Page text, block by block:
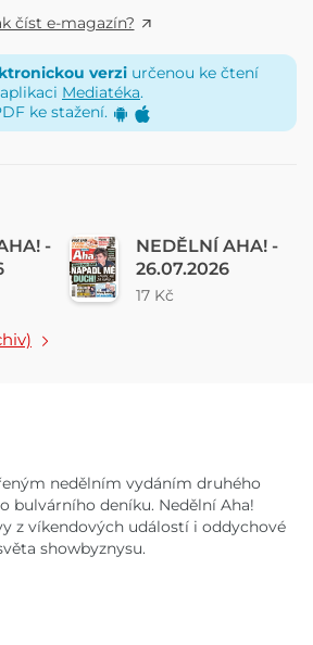
číst e-magazín?
verzi určenou ke čtení
Mediatéka.
ke stažení.
-
NEDĚLNÍ AHA! -
26.07.2026
17 Kč
nedělním vydáním druhého
bulvárního deníku. Nedělní Aha!
z víkendových událostí i oddychové
showbyznysu.